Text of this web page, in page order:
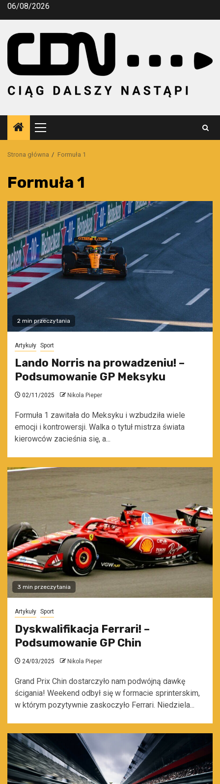
Przejdź
06/08/2026
Menu
główne
Strona główna Formuła 1
Formuła 1
2 min przeczytania
Artykuły Sport
Lando Norris na prowadzeniu! –
Podsumowanie GP Meksyku
02/11/2025 Nikola Pieper
Formuła 1 zawitała do Meksyku i wzbudziła wiele
emocji i kontrowersji. Walka o tytuł mistrza świata
kierowców zacieśnia się, a...
3 min przeczytania
Artykuły Sport
Dyskwalifikacja Ferrari! –
Podsumowanie GP Chin
24/03/2025 Nikola Pieper
Grand Prix Chin dostarczyło nam podwójną dawkę
ścigania! Weekend odbył się w formacie sprinterskim,
w którym pozytywnie zaskoczyło Ferrari. Niedziela...